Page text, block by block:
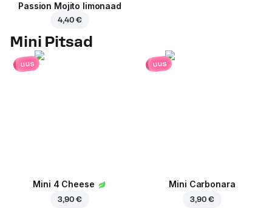
Passion Mojito limonaad
4,40 €
Mini Pitsad
uus
Mini 4 Cheese
3,90 €
uus
Mini Carbonara
3,90 €